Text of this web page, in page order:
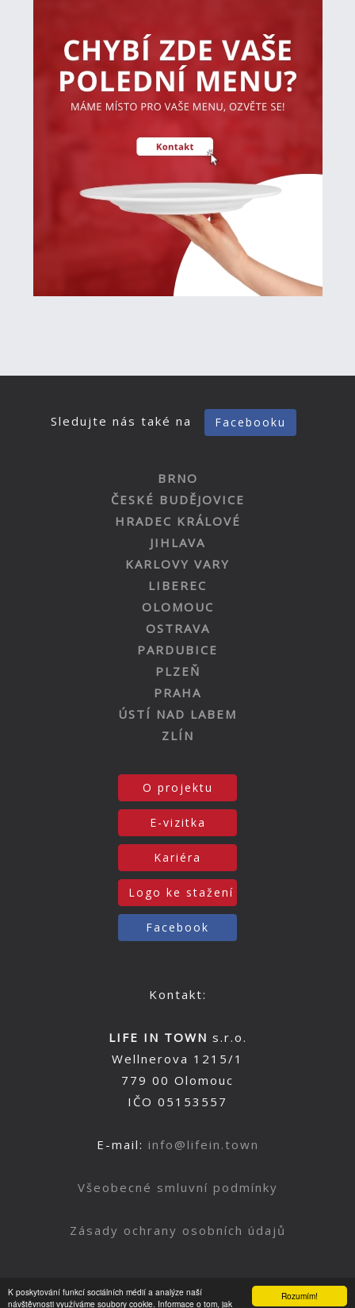
Rozumím!
K poskytování funkcí sociálních médií a analýze naší
návštěvnosti využíváme soubory cookie. Informace o tom, jak
Sledujte nás také na Facebooku
BRNO
ČESKÉ BUDĚJOVICE
HRADEC KRÁLOVÉ
JIHLAVA
KARLOVY VARY
LIBEREC
OLOMOUC
OSTRAVA
PARDUBICE
PLZEŇ
PRAHA
ÚSTÍ NAD LABEM
ZLÍN
O projektu
E-vizitka
Kariéra
Logo ke stažení
Facebook
Kontakt:
LIFE IN TOWN s.r.o.
Wellnerova 1215/1
779 00 Olomouc
IČO 05153557
E-mail: info@lifein.town
Všeobecné smluvní podmínky
Zásady ochrany osobních údajů